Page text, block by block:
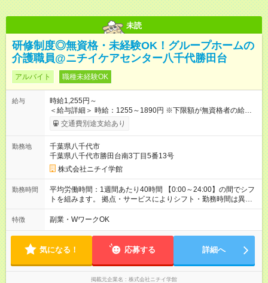
未読
研修制度◎無資格・未経験OK！グループホームの
介護職員@ニチイケアセンター八千代勝田台
アルバイト 職種未経験OK
給与
時給1,255円～
＜給与詳細＞ 時給：1255～1890円 ※下限額が無資格者の給与
です。 【試用期間】試用期間あり 試用期間の長さ：3ヶ月 雇用
形態、給与は本採用時と同じです。
交通費別途支給あり
勤務地
千葉県八千代市
千葉県八千代市勝田台南3丁目5番13号
株式会社ニチイ学館
勤務時間
平均労働時間：1週間あたり40時間 【0:00～24:00】の間でシフ
トを組みます。 拠点・サービスによりシフト・勤務時間は異な
ります。 ＜シフト例＞ 早番：7:30～16:30 日勤：9:00～18:00
遅番：10:30～19:30 夜勤：16:30～翌9:30 ※上記は一例です。
たり40時間 【0:00～24:00】の間でシフトを組みます。 拠点・
サービスによりシフト・勤務時間は異なります。 ＜シフト例＞
早番：7:30～16:30 日勤：9:00～18:00 遅番：10:30～19:30 夜
勤：16:30～翌9:30 ※上記は一例です。 ※勤務日数や時間帯はご
相談ください。
特徴 副業・WワークOK
気になる！ 応募する 詳細へ
掲載元企業名 株式会社ニチイ学館